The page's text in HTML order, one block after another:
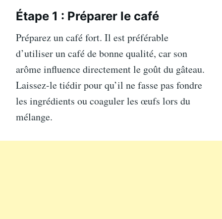
Étape 1 : Préparer le café
Préparez un café fort. Il est préférable
d’utiliser un café de bonne qualité, car son
arôme influence directement le goût du gâteau.
Laissez-le tiédir pour qu’il ne fasse pas fondre
les ingrédients ou coaguler les œufs lors du
mélange.